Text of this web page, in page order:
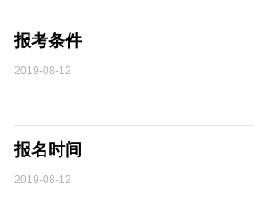
报考条件
2019-08-12
报名时间
2019-08-12